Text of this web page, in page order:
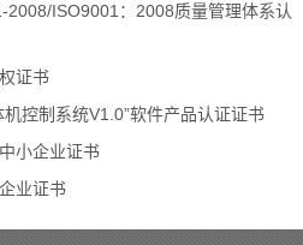
ISO9001：2008质量管理体系认
证书
控制系统V1.0”软件产品认证证书
小企业证书
业证书